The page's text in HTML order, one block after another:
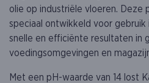
olie op industriële vloeren. Deze
speciaal ontwikkeld voor gebruik
snelle en efficiënte resultaten in
voedingsomgevingen en
Met een pH-waarde van 14 lost